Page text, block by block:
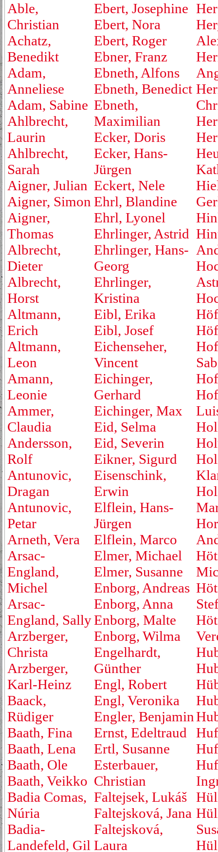
Able,
Christian
Achatz,
Benedikt
Adam,
Anneliese
Adam, Sabine
Ahlbrecht,
Laurin
Ahlbrecht,
Sarah
Aigner, Julian
Aigner, Simon
Aigner,
Thomas
Albrecht,
Dieter
Albrecht,
Horst
Altmann,
Erich
Altmann,
Leon
Amann,
Leonie
Ammer,
Claudia
Andersson,
Rolf
Antunovic,
Dragan
Antunovic,
Petar
Arneth, Vera
Arsac-
England,
Michel
Arsac-
England, Sally
Arzberger,
Christa
Arzberger,
Karl-Heinz
Baack,
Rüdiger
Baath, Fina
Baath, Lena
Baath, Ole
Baath, Veikko
Badia Comas,
Núria
Badia-
Landefeld, Gil
Ebert, Josephine
Ebert, Nora
Ebert, Roger
Ebner, Franz
Ebneth, Alfons
Ebneth, Benedict
Ebneth,
Maximilian
Ecker, Doris
Ecker, Hans-
Jürgen
Eckert, Nele
Ehrl, Blandine
Ehrl, Lyonel
Ehrlinger, Astrid
Ehrlinger, Hans-
Georg
Ehrlinger,
Kristina
Eibl, Erika
Eibl, Josef
Eichenseher,
Vincent
Eichinger,
Gerhard
Eichinger, Max
Eid, Selma
Eid, Severin
Eikner, Sigurd
Eisenschink,
Erwin
Elflein, Hans-
Jürgen
Elflein, Marco
Elmer, Michael
Elmer, Susanne
Enborg, Andreas
Enborg, Anna
Enborg, Malte
Enborg, Wilma
Engelhardt,
Günther
Engl, Robert
Engl, Veronika
Engler, Benjamin
Ernst, Edeltraud
Ertl, Susanne
Esterbauer,
Christian
Faltejsek, Lukáš
Faltejsková, Jana
Faltejsková,
Laura